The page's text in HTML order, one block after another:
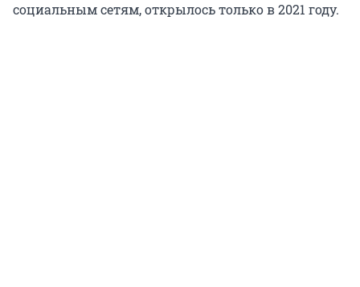
социальным сетям, открылось только в 2021 году.